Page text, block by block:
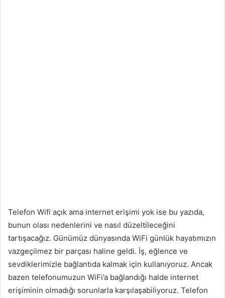
Telefon Wifi açık ama internet erişimi yok ise bu yazıda,
bunun olası nedenlerini ve nasıl düzeltileceğini
tartışacağız. Günümüz dünyasında WiFi günlük hayatımızın
vazgeçilmez bir parçası haline geldi. İş, eğlence ve
sevdiklerimizle bağlantıda kalmak için kullanıyoruz. Ancak
bazen telefonumuzun WiFi’a bağlandığı halde internet
erişiminin olmadığı sorunlarla karşılaşabiliyoruz. Telefon